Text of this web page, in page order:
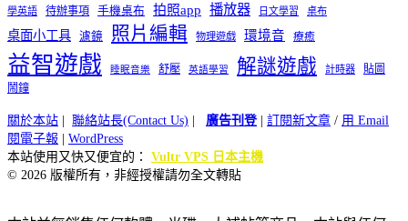
學英語 待辦事項 手機桌布 拍照app 播放器 日文學習 桌布
桌面小工具 濾鏡 照片編輯 物理遊戲 環境音 療癒
益智遊戲 睡眠音樂 舒壓 英語學習 解謎遊戲 計時器
貼圖
鬧鐘
關於本站 | 聯絡站長(Contact Us) | 廣告刊登| 訂閱新文章 / 用 Email
閱電子報 | WordPress
本站使用又快又便宜的： Vultr VPS 日本主機
© 2026 版權所有，非經授權請勿全文轉貼